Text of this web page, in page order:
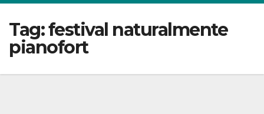
Tag:festival naturalmente
pianofort